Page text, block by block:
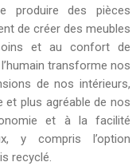
produire des pièces
de créer des meubles
et au confort de
transforme nos
de nos intérieurs,
plus agréable de nos
et à la facilité
y compris l’option
recyclé.